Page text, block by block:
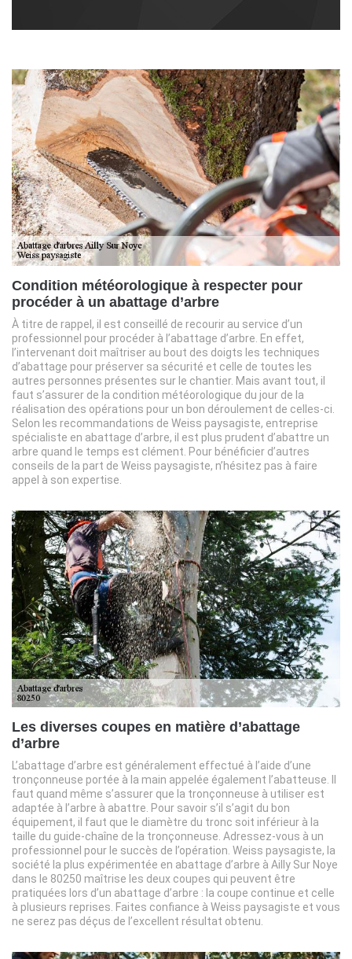
Condition météorologique à respecter pour
procéder à un abattage d’arbre
À titre de rappel, il est conseillé de recourir au service d’un
professionnel pour procéder à l’abattage d’arbre. En effet,
l’intervenant doit maîtriser au bout des doigts les techniques
d’abattage pour préserver sa sécurité et celle de toutes les
autres personnes présentes sur le chantier. Mais avant tout, il
faut s’assurer de la condition météorologique du jour de la
réalisation des opérations pour un bon déroulement de celles-ci.
Selon les recommandations de Weiss paysagiste, entreprise
spécialiste en abattage d’arbre, il est plus prudent d’abattre un
arbre quand le temps est clément. Pour bénéficier d’autres
conseils de la part de Weiss paysagiste, n’hésitez pas à faire
appel à son expertise.
Les diverses coupes en matière d’abattage
d’arbre
L’abattage d’arbre est généralement effectué à l’aide d’une
tronçonneuse portée à la main appelée également l’abatteuse. Il
faut quand même s’assurer que la tronçonneuse à utiliser est
adaptée à l’arbre à abattre. Pour savoir s’il s’agit du bon
équipement, il faut que le diamètre du tronc soit inférieur à la
taille du guide-chaîne de la tronçonneuse. Adressez-vous à un
professionnel pour le succès de l’opération. Weiss paysagiste, la
société la plus expérimentée en abattage d’arbre à Ailly Sur Noye
dans le 80250 maîtrise les deux coupes qui peuvent être
pratiquées lors d’un abattage d’arbre : la coupe continue et celle
à plusieurs reprises. Faites confiance à Weiss paysagiste et vous
ne serez pas déçus de l’excellent résultat obtenu.